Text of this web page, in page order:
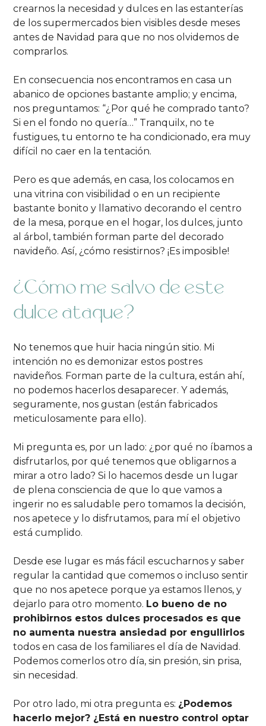
crearnos la necesidad y dulces en las estanterías
de los supermercados bien visibles desde meses
antes de Navidad para que no nos olvidemos de
comprarlos.
En consecuencia nos encontramos en casa un
abanico de opciones bastante amplio; y encima,
nos preguntamos: “¿Por qué he comprado tanto?
Si en el fondo no quería…” Tranquilx, no te
fustigues, tu entorno te ha condicionado, era muy
difícil no caer en la tentación.
Pero es que además, en casa, los colocamos en
una vitrina con visibilidad o en un recipiente
bastante bonito y llamativo decorando el centro
de la mesa, porque en el hogar, los dulces, junto
al árbol, también forman parte del decorado
navideño. Así, ¿cómo resistirnos? ¡Es imposible!
¿Cómo me salvo de este
dulce ataque?
No tenemos que huir hacia ningún sitio. Mi
intención no es demonizar estos postres
navideños. Forman parte de la cultura, están ahí,
no podemos hacerlos desaparecer. Y además,
seguramente, nos gustan (están fabricados
meticulosamente para ello).
Mi pregunta es, por un lado: ¿por qué no íbamos a
disfrutarlos, por qué tenemos que obligarnos a
mirar a otro lado? Si lo hacemos desde un lugar
de plena consciencia de que lo que vamos a
ingerir no es saludable pero tomamos la decisión,
nos apetece y lo disfrutamos, para mí el objetivo
está cumplido.
Desde ese lugar es más fácil escucharnos y saber
regular la cantidad que comemos o incluso sentir
que no nos apetece porque ya estamos llenos, y
dejarlo para otro momento. Lo bueno de no
prohibirnos estos dulces procesados es que
no aumenta nuestra ansiedad por engullirlos
todos en casa de los familiares el día de Navidad.
Podemos comerlos otro día, sin presión, sin prisa,
sin necesidad.
Por otro lado, mi otra pregunta es: ¿Podemos
hacerlo mejor? ¿Está en nuestro control optar